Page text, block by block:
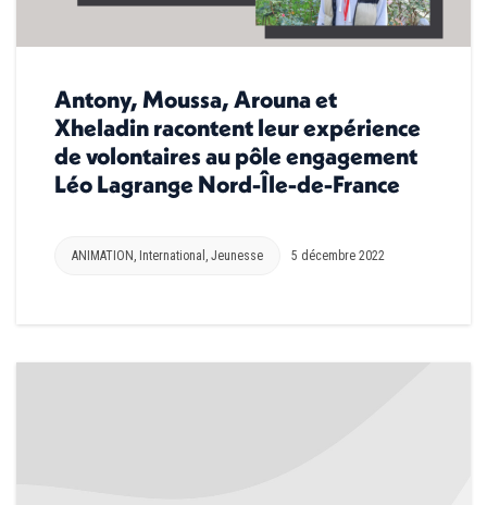
Antony, Moussa, Arouna et
Xheladin racontent leur expérience
de volontaires au pôle engagement
Léo Lagrange Nord-Île-de-France
ANIMATION , International , Jeunesse 5 décembre 2022